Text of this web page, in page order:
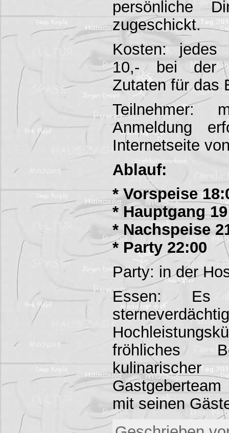
persönliche
zugeschickt.
Kosten: jedes
10,- bei der
Zutaten für das
Teilnehmer:
Anmeldung
Internetseite
Ablauf:
* Vorspeise
* Hauptgang
* Nachspeise
* Party 22:00
Party: in der
Essen:
fröhliches
mit seinen